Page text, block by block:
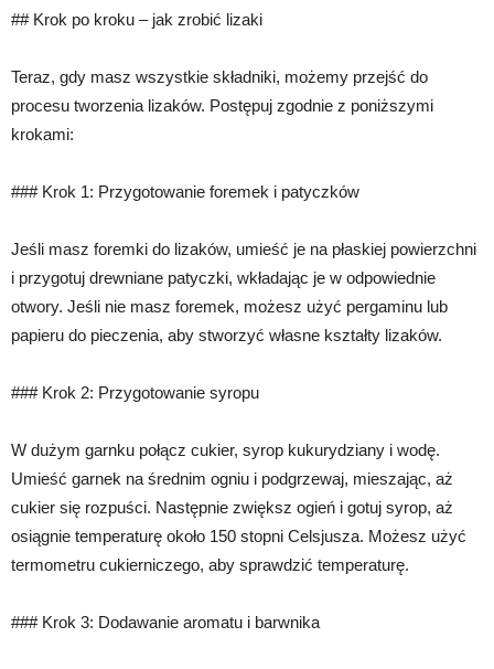
## Krok po kroku – jak zrobić lizaki
Teraz, gdy masz wszystkie składniki, możemy przejść do
procesu tworzenia lizaków. Postępuj zgodnie z poniższymi
krokami:
### Krok 1: Przygotowanie foremek i patyczków
Jeśli masz foremki do lizaków, umieść je na płaskiej powierzchni
i przygotuj drewniane patyczki, wkładając je w odpowiednie
otwory. Jeśli nie masz foremek, możesz użyć pergaminu lub
papieru do pieczenia, aby stworzyć własne kształty lizaków.
### Krok 2: Przygotowanie syropu
W dużym garnku połącz cukier, syrop kukurydziany i wodę.
Umieść garnek na średnim ogniu i podgrzewaj, mieszając, aż
cukier się rozpuści. Następnie zwiększ ogień i gotuj syrop, aż
osiągnie temperaturę około 150 stopni Celsjusza. Możesz użyć
termometru cukierniczego, aby sprawdzić temperaturę.
### Krok 3: Dodawanie aromatu i barwnika